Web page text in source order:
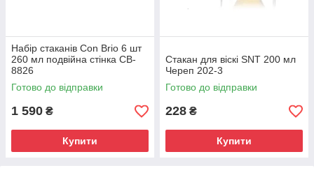
Набір стаканів Con Brio 6 шт
260 мл подвійна стінка CB-
8826
Готово до відправки
1 590 ₴
Купити
Стакан для віскі SNT 200 мл
Череп 202-3
Готово до відправки
228 ₴
Купити